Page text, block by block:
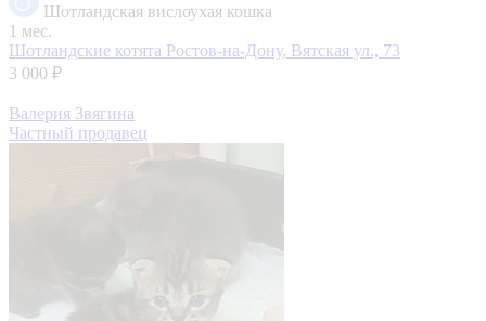
Шотландская вислоухая кошка
1 мес.
Шотландские котята Ростов-на-Дону, Вятская ул., 73
3 000 ₽
Валерия Звягина
Частный продавец